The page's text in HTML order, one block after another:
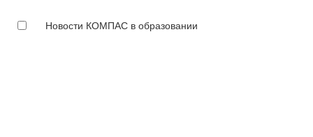
Новости КОМПАС в образовании